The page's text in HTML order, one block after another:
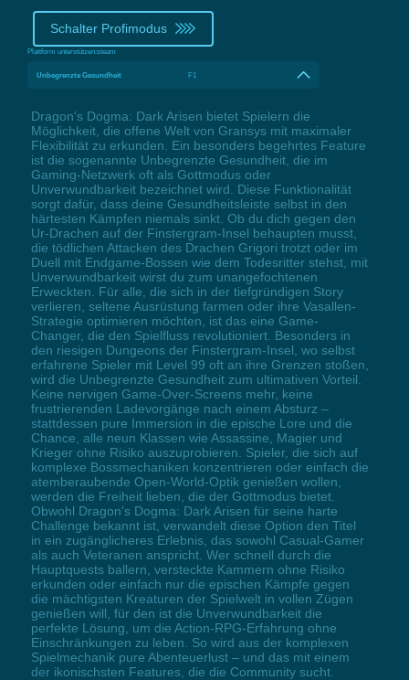
Schalter Profimodus
Plattform unterstützen:steam
Unbegrenzte Gesundheit F1
Dragon's Dogma: Dark Arisen bietet Spielern die
Möglichkeit, die offene Welt von Gransys mit maximaler
Flexibilität zu erkunden. Ein besonders begehrtes Feature
ist die sogenannte Unbegrenzte Gesundheit, die im
Gaming-Netzwerk oft als Gottmodus oder
Unverwundbarkeit bezeichnet wird. Diese Funktionalität
sorgt dafür, dass deine Gesundheitsleiste selbst in den
härtesten Kämpfen niemals sinkt. Ob du dich gegen den
Ur-Drachen auf der Finstergram-Insel behaupten musst,
die tödlichen Attacken des Drachen Grigori trotzt oder im
Duell mit Endgame-Bossen wie dem Todesritter stehst, mit
Unverwundbarkeit wirst du zum unangefochtenen
Erweckten. Für alle, die sich in der tiefgründigen Story
verlieren, seltene Ausrüstung farmen oder ihre Vasallen-
Strategie optimieren möchten, ist das eine Game-
Changer, die den Spielfluss revolutioniert. Besonders in
den riesigen Dungeons der Finstergram-Insel, wo selbst
erfahrene Spieler mit Level 99 oft an ihre Grenzen stoßen,
wird die Unbegrenzte Gesundheit zum ultimativen Vorteil.
Keine nervigen Game-Over-Screens mehr, keine
frustrierenden Ladevorgänge nach einem Absturz –
stattdessen pure Immersion in die epische Lore und die
Chance, alle neun Klassen wie Assassine, Magier und
Krieger ohne Risiko auszuprobieren. Spieler, die sich auf
komplexe Bossmechaniken konzentrieren oder einfach die
atemberaubende Open-World-Optik genießen wollen,
werden die Freiheit lieben, die der Gottmodus bietet.
Obwohl Dragon's Dogma: Dark Arisen für seine harte
Challenge bekannt ist, verwandelt diese Option den Titel
in ein zugänglicheres Erlebnis, das sowohl Casual-Gamer
als auch Veteranen anspricht. Wer schnell durch die
Hauptquests ballern, versteckte Kammern ohne Risiko
erkunden oder einfach nur die epischen Kämpfe gegen
die mächtigsten Kreaturen der Spielwelt in vollen Zügen
genießen will, für den ist die Unverwundbarkeit die
perfekte Lösung, um die Action-RPG-Erfahrung ohne
Einschränkungen zu leben. So wird aus der komplexen
Spielmechanik pure Abenteuerlust – und das mit einem
der ikonischsten Features, die die Community sucht.